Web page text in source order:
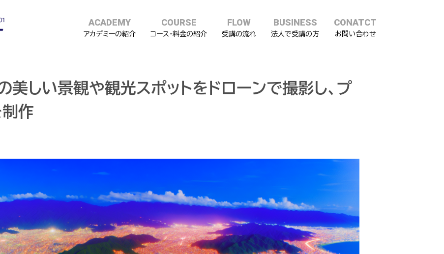
ACADEMY
アカデミーの紹介
COURSE
コース・料金の紹介
FLOW
受講の流れ
BUSINESS
法人で受講の方
CONATCT
お問い合わせ
しい景観や観光スポットをドローンで撮影し、プ
制作